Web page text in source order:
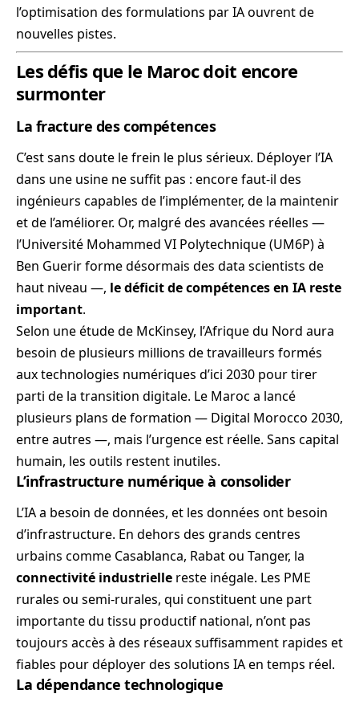
l’optimisation des formulations par IA ouvrent de
nouvelles pistes.
Les défis que le Maroc doit encore
surmonter
La fracture des compétences
C’est sans doute le frein le plus sérieux. Déployer l’IA
dans une usine ne suffit pas : encore faut-il des
ingénieurs capables de l’implémenter, de la maintenir
et de l’améliorer. Or, malgré des avancées réelles —
l’Université Mohammed VI Polytechnique (UM6P) à
Ben Guerir forme désormais des data scientists de
haut niveau —, le déficit de compétences en IA reste
important.
Selon une étude de McKinsey, l’Afrique du Nord aura
besoin de plusieurs millions de travailleurs formés
aux technologies numériques d’ici 2030 pour tirer
parti de la transition digitale. Le Maroc a lancé
plusieurs plans de formation — Digital Morocco 2030,
entre autres —, mais l’urgence est réelle. Sans capital
humain, les outils restent inutiles.
L’infrastructure numérique à consolider
L’IA a besoin de données, et les données ont besoin
d’infrastructure. En dehors des grands centres
urbains comme Casablanca, Rabat ou Tanger, la
connectivité industrielle reste inégale. Les PME
rurales ou semi-rurales, qui constituent une part
importante du tissu productif national, n’ont pas
toujours accès à des réseaux suffisamment rapides et
fiables pour déployer des solutions IA en temps réel.
La dépendance technologique